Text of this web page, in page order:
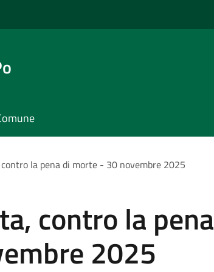
la pena di morte - 30 novembre 2025
contro la pena
2025